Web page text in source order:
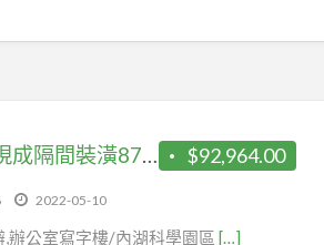
$92,964.00
【台北市內湖區】現成隔間裝潢87519898有給排水線
2022-05-10
辦公室寫字樓/內湖科學園區 […]